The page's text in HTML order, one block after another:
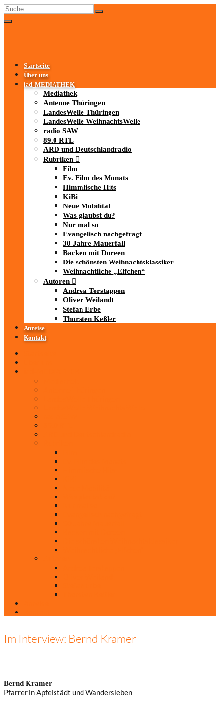
Startseite
Über uns
iad-MEDIATHEK
Mediathek
Antenne Thüringen
LandesWelle Thüringen
LandesWelle WeihnachtsWelle
radio SAW
89.0 RTL
ARD und Deutschlandradio
Rubriken
Film
Ev. Film des Monats
Himmlische Hits
KiBi
Neue Mobilität
Was glaubst du?
Nur mal so
Evangelisch nachgefragt
30 Jahre Mauerfall
Backen mit Doreen
Die schönsten Weihnachtsklassiker
Weihnachtliche „Elfchen“
Autoren
Andrea Terstappen
Oliver Weilandt
Stefan Erbe
Thorsten Keßler
Anreise
Kontakt
Im Interview: Bernd Kramer
Bernd Kramer
Pfarrer in Apfelstädt und Wandersleben